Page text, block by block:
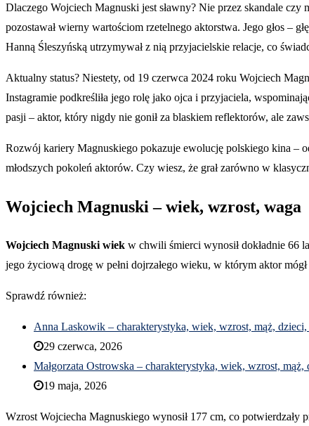
Dlaczego Wojciech Magnuski jest sławny? Nie przez skandale
pozostawał wierny wartościom rzetelnego aktorstwa. Jego głos –
Hanną Śleszyńską utrzymywał z nią przyjacielskie relacje, co
Aktualny status? Niestety, od 19 czerwca 2024 roku Wojciech
Instagramie podkreśliła jego rolę jako ojca i przyjaciela,
pasji – aktor, który nigdy nie gonił za blaskiem reflektorów, ale
Rozwój kariery Magnuskiego pokazuje ewolucję polskiego kina –
młodszych pokoleń aktorów. Czy wiesz, że grał zarówno w
Wojciech Magnuski – wiek, wzrost, waga
Wojciech Magnuski wiek w chwili śmierci wynosił dokładnie 66
jego życiową drogę w pełni dojrzałego wieku, w którym aktor
Sprawdź również:
Anna Laskowik – charakterystyka, wiek, wzrost, mąż,
29 czerwca, 2026
Małgorzata Ostrowska – charakterystyka, wiek, wzrost,
19 maja, 2026
Wzrost Wojciecha Magnuskiego wynosił 177 cm, co potwierdzały